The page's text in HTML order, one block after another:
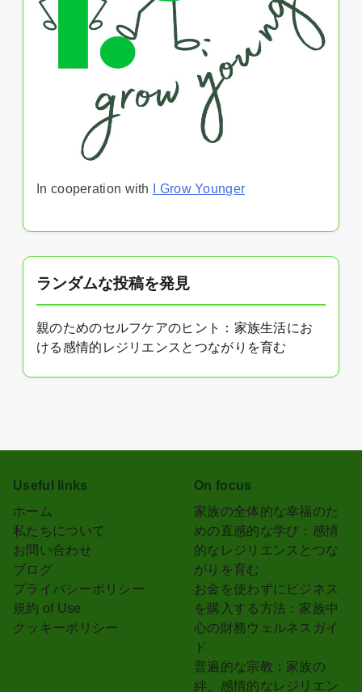
In cooperation with I Grow Younger
ランダムな投稿を発見
親のためのセルフケアのヒント：家族生活にお
ける感情的レジリエンスとつながりを育む
Useful links
ホーム
私たちについて
お問い合わせ
ブログ
プライバシーポリシー
規約 of Use
クッキーポリシー
On focus
家族の全体的な幸福のた
めの直感的な学び：感情
的なレジリエンスとつな
がりを育む
お金を使わずにビジネス
を購入する方法：家族中
心の財務ウェルネスガイ
ド
普遍的な宗教：家族の
絆、感情的なレジリエン